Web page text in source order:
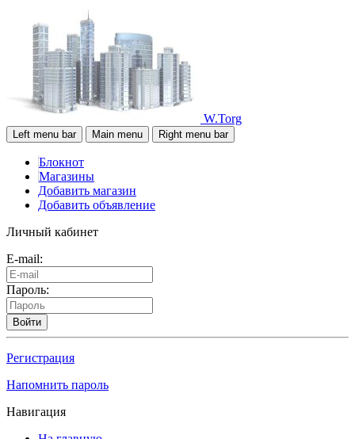
W.Torg
Left menu bar Main menu Right menu bar
Блокнот
Магазины
Добавить магазин
Добавить объявление
Личный кабинет
E-mail:
Пароль:
Войти
Регистрация
Напомнить пароль
Навигация